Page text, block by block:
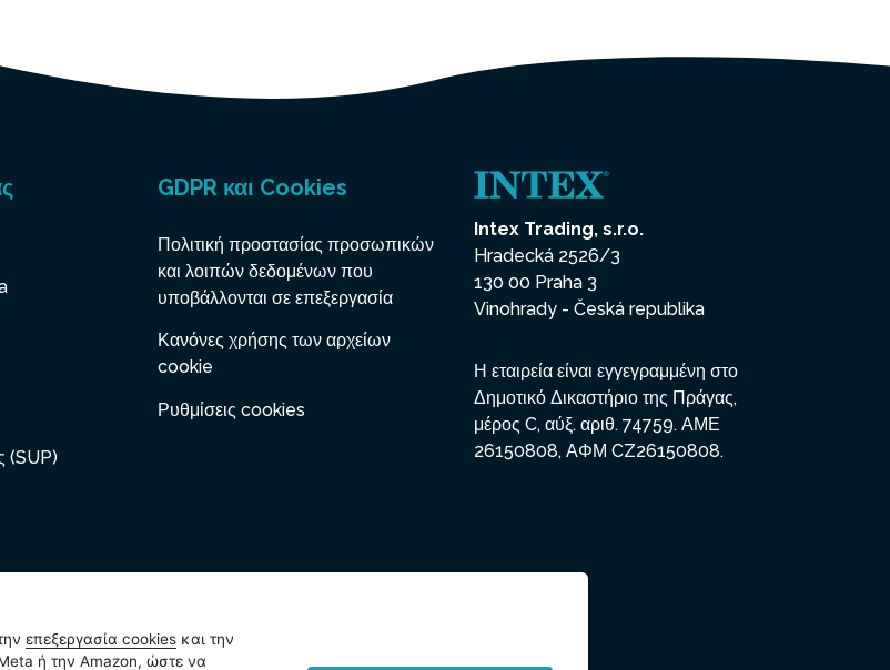
(SUP)
GDPR και Cookies
Πολιτική προστασίας προσωπικών
και λοιπών δεδομένων που
υποβάλλονται σε επεξεργασία
Κανόνες χρήσης των αρχείων
cookie
Ρυθμίσεις cookies
Intex Trading, s.r.o.
Hradecká 2526/3
130 00 Praha 3
Vinohrady - Česká republika
Η εταιρεία είναι εγγεγραμμένη στο
Δημοτικό Δικαστήριο της Πράγας,
μέρος C, αύξ. αριθ. 74759. ΑΜΕ
26150808, ΑΦΜ CZ26150808.
επεξεργασία cookies και την
ή την Amazon, ώστε να